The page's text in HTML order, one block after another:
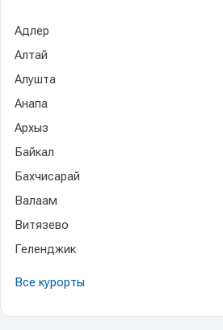
Адлер
Алтай
Алушта
Анапа
Архыз
Байкал
Бахчисарай
Валаам
Витязево
Геленджик
Все курорты